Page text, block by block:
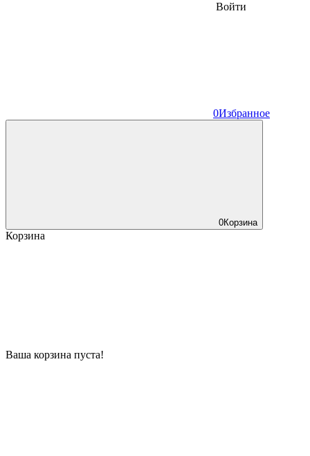
Войти
0Избранное
0Корзина
Корзина
Ваша корзина пуста!